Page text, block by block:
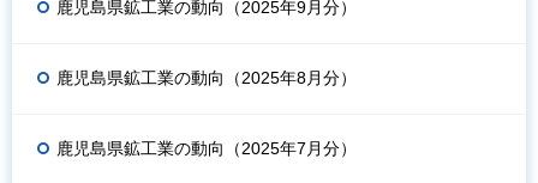
鹿児島県鉱工業の動向（2025年9月分）
鹿児島県鉱工業の動向（2025年8月分）
鹿児島県鉱工業の動向（2025年7月分）